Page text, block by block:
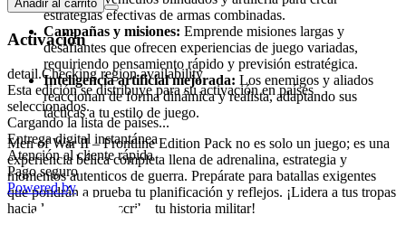
estrategias efectivas de armas combinadas.
Campañas y misiones: Emprende misiones largas y
desafiantes que ofrecen experiencias de juego variadas,
requiriendo pensamiento rápido y previsión estratégica.
Inteligencia artificial mejorada: Los enemigos y aliados
reaccionan de forma dinámica y realista, adaptando sus
tácticas a tu estilo de juego.
Men of War II – Frontline Edition Pack no es solo un juego; es una
experiencia bélica completa llena de adrenalina, estrategia y
momentos autenticos de guerra. Prepárate para batallas exigentes
que pondrán a prueba tu planificación y reflejos. ¡Lidera a tus tropas
hacia la victoria y escribe tu historia militar!
Añadir al carrito
Activación
detail.Checking region availability
Esta edición se distribuye para su activación en países
seleccionados.
Cargando la lista de países...
Entrega digital instantánea
Atención al cliente rápida
Pago seguro
Powered by